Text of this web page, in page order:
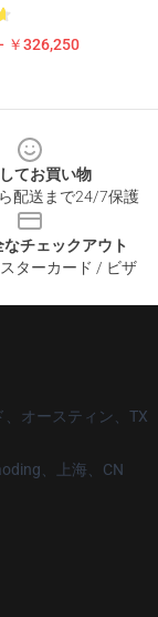
￥326,250
てお買い物
配送まで24/7保護
チェックアウト
ターカード / ビザ
オースティン、TX
、上海、CN